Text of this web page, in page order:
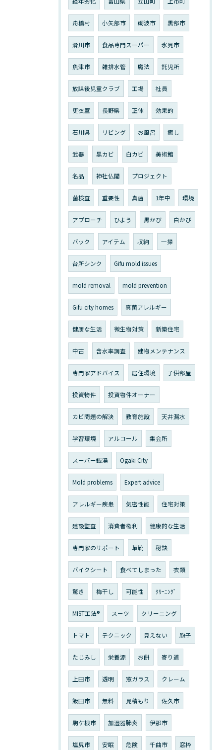
舟橋村 小矢部市 砺波市 黒部市
滑川市 食品専門スーパー 氷見市
魚津市 雑排水管 魔法 託児所
放課後児童クラブ 工場 社員
更衣室 長野県 正体 効果的
石川県 リビング お風呂 癒し
武器 黒カビ 白カビ 美術館
名品 神社仏閣 プロジェクト
菌検査 重要性 真菌 1年中 環境
アプローチ ひよう 黒かび 白かび
バック アイテム 収納 一掃
台所シンク Gifu mold issues
mold removal mold prevention
Gifu city homes 真菌アレルギー
健康な生活 微生物対策 新築住宅
中古 含水率調査 建物メンテナンス
専門家アドバイス 居住環境 子供部屋
投資物件 投資物件オーナー
カビ問題の解決 教育施設 天井漏水
学習環境 アルコール 集会所
スーパー銭湯 Ogaki City
Mold problems Expert advice
アレルギー疾患 気密性能 住宅対策
建設監査 消費者権利 健康的な生活
専門家のサポート 革靴 秘訣
バイクシート 食べてしまった 衣類
驚き 梅干し 可能性 ｸﾘｰﾆﾝｸﾞ
MIST工法® スーツ クリーニング
トマト テクニック 見えない 胞子
たじみし 栄養源 お餅 寄り道
上田市 透明 窓ガラス クレーム
飯田市 無料 見積もり 佐久市
駒ケ根市 加湿器肺炎 伊那市
塩尻市 安眠 危険 千曲市 窓枠